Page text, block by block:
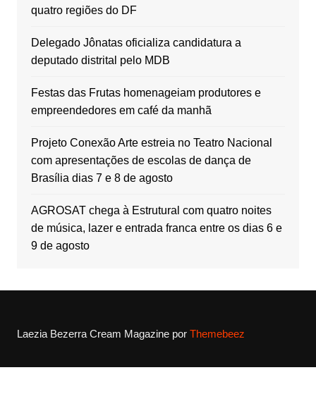
quatro regiões do DF
Delegado Jônatas oficializa candidatura a
deputado distrital pelo MDB
Festas das Frutas homenageiam produtores e
empreendedores em café da manhã
Projeto Conexão Arte estreia no Teatro Nacional
com apresentações de escolas de dança de
Brasília dias 7 e 8 de agosto
AGROSAT chega à Estrutural com quatro noites
de música, lazer e entrada franca entre os dias 6 e
9 de agosto
Laezia BezerraCream Magazine por Themebeez